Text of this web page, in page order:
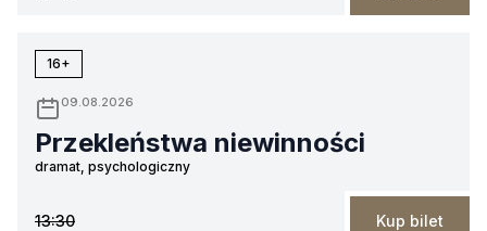
16+
09.08.2026
Przekleństwa niewinności
dramat, psychologiczny
13:30 Kup bilet